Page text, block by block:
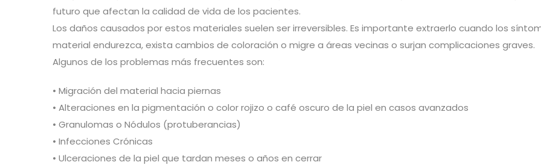
futuro que afectan la calidad de vida de los pacientes.
Los daños causados por estos materiales suelen ser irreversibles. Es importante extraerlo cuando los
material endurezca, exista cambios de coloración o migre a áreas vecinas o surjan complicaciones graves.
Algunos de los problemas más frecuentes son:
• Migración del material hacia piernas
• Alteraciones en la pigmentación o color rojizo o café oscuro de la piel en casos avanzados
• Granulomas o Nódulos (protuberancias)
• Infecciones Crónicas
• Ulceraciones de la piel que tardan meses o años en cerrar